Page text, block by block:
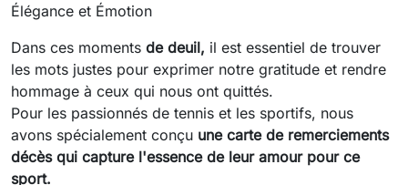
Élégance et Émotion
Dans ces moments de deuil, il est essentiel de trouver
les mots justes pour exprimer notre gratitude et rendre
hommage à ceux qui nous ont quittés.
Pour les passionnés de tennis et les sportifs, nous
avons spécialement conçu une carte de remerciements
décès qui capture l'essence de leur amour pour ce
sport.